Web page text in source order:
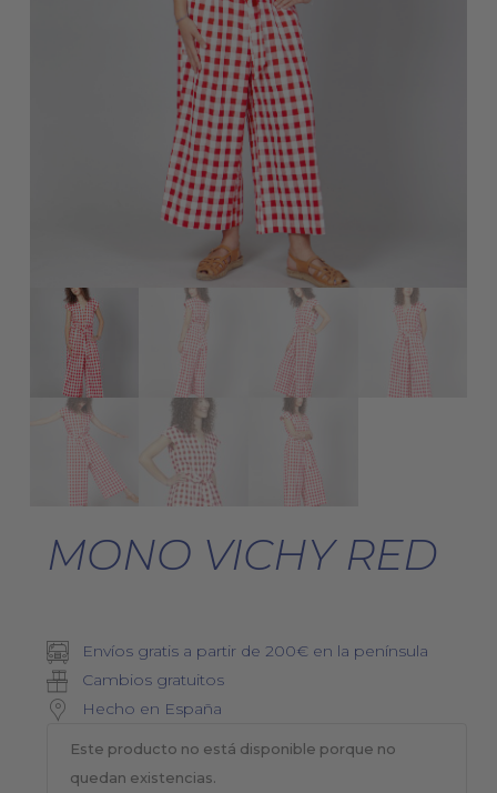
MONO VICHY RED
Envíos gratis a partir de 200€ en la península
Cambios gratuitos
Hecho en España
Este producto no está disponible porque no
quedan existencias.